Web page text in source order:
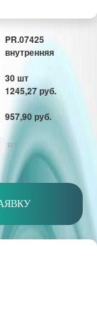
PR.07425
внутренняя
30 шт
1245,27 руб.
957,90 руб.
шт